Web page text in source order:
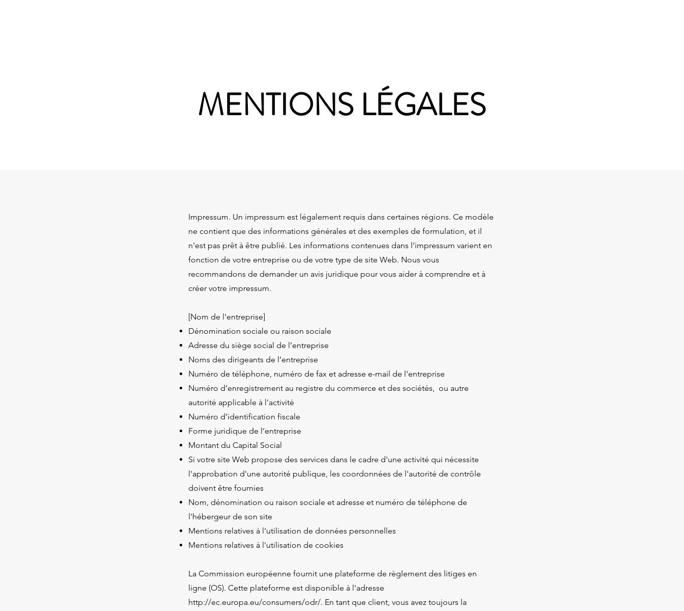
MENTIONS LÉGALES
Impressum. Un impressum est légalement requis dans certaines régions. Ce modèle
ne contient que des informations générales et des exemples de formulation, et il
n'est pas prêt à être publié. Les informations contenues dans l’impressum varient en
fonction de votre entreprise ou de votre type de site Web. Nous vous
recommandons de demander un avis juridique pour vous aider à comprendre et à
créer votre impressum.
[Nom de l'entreprise]
Dénomination sociale ou raison sociale
Adresse du siège social de l’entreprise
Noms des dirigeants de l’entreprise
Numéro de téléphone, numéro de fax et adresse e-mail de l'entreprise
Numéro d’enregistrement au registre du commerce et des sociétés, ou autre
autorité applicable à l'activité
Numéro d’identification fiscale
Forme juridique de l’entreprise
Montant du Capital Social
Si votre site Web propose des services dans le cadre d'une activité qui nécessite
l'approbation d'une autorité publique, les coordonnées de l'autorité de contrôle
doivent être fournies
Nom, dénomination ou raison sociale et adresse et numéro de téléphone de
l'hébergeur de son site
Mentions relatives à l'utilisation de données personnelles
Mentions relatives à l'utilisation de cookies
La Commission européenne fournit une plateforme de règlement des litiges en
ligne (OS). Cette plateforme est disponible à l'adresse
http://ec.europa.eu/consumers/odr/. En tant que client, vous avez toujours la